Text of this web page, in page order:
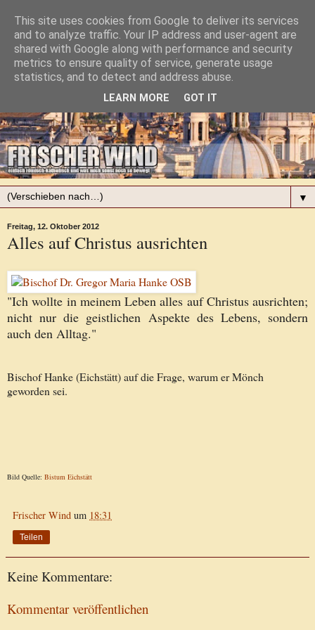
▼
Freitag, 12. Oktober 2012
Alles auf Christus ausrichten
"Ich wollte in meinem Leben alles auf Christus ausrichten;
nicht nur die geistlichen Aspekte des Lebens, sondern
auch den Alltag."
Bischof Hanke (Eichstätt) auf die Frage, warum er Mönch
geworden sei.
Bild Quelle: Bistum Eichstätt
Frischer Wind um 18:31
Teilen
Keine Kommentare:
Kommentar veröffentlichen
This site uses cookies from Google to deliver its services
and to analyze traffic. Your IP address and user-agent are
shared with Google along with performance and security
metrics to ensure quality of service, generate usage
statistics, and to detect and address abuse.
LEARN MORE GOT IT